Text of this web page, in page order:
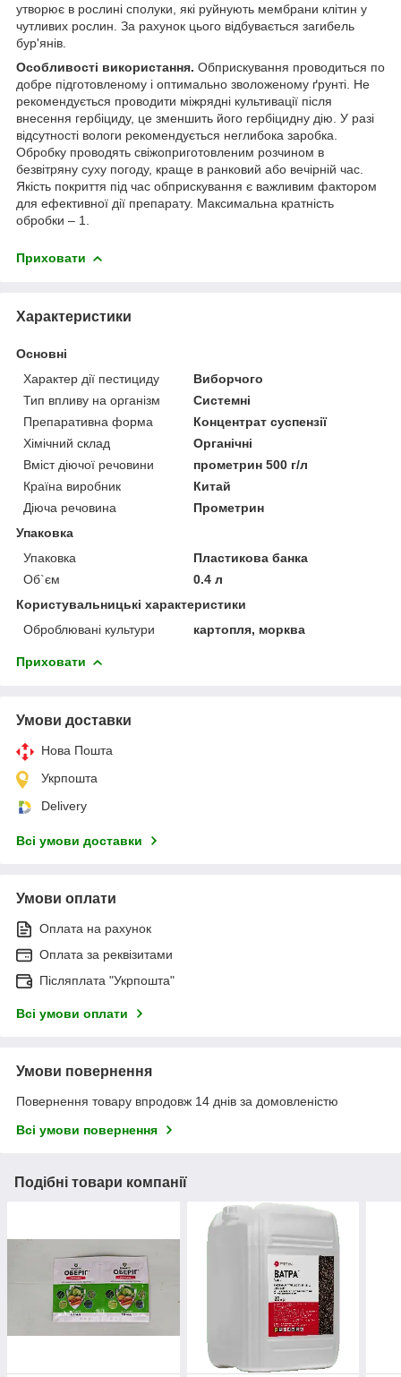
утворює в рослині сполуки, які руйнують мембрани клітин у
чутливих рослин. За рахунок цього відбувається загибель
бур'янів.
Особливості використання. Обприскування проводиться по
добре підготовленому і оптимально зволоженому ґрунті. Не
рекомендується проводити міжрядні культивації після
внесення гербіциду, це зменшить його гербіцидну дію. У разі
відсутності вологи рекомендується неглибока заробка.
Обробку проводять свіжоприготовленим розчином в
безвітряну суху погоду, краще в ранковий або вечірній час.
Якість покриття під час обприскування є важливим фактором
для ефективної дії препарату. Максимальна кратність
обробки – 1.
Приховати
Характеристики
Основні
Характер дії пестициду
Виборчого
Тип впливу на організм
Системні
Препаративна форма
Концентрат суспензії
Хімічний склад
Органічні
Вміст діючої речовини
прометрин 500 г/л
Країна виробник
Китай
Діюча речовина
Прометрин
Упаковка
Упаковка
Пластикова банка
Об`єм
0.4 л
Користувальницькі характеристики
Оброблювані культури
картопля, морква
Приховати
Умови доставки
Нова Пошта
Укрпошта
Delivery
Всі умови доставки
Умови оплати
Оплата на рахунок
Оплата за реквізитами
Післяплата "Укрпошта"
Всі умови оплати
Умови повернення
Повернення товару впродовж 14 днів за домовленістю
Всі умови повернення
Подібні товари компанії